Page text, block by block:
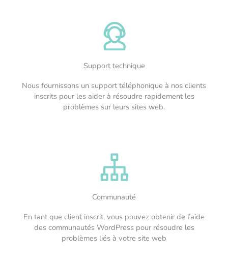
Support technique
Nous fournissons un support téléphonique à nos clients
inscrits pour les aider à résoudre rapidement les
problèmes sur leurs sites web.
Communauté
En tant que client inscrit, vous pouvez obtenir de l’aide
des communautés WordPress pour résoudre les
problèmes liés à votre site web